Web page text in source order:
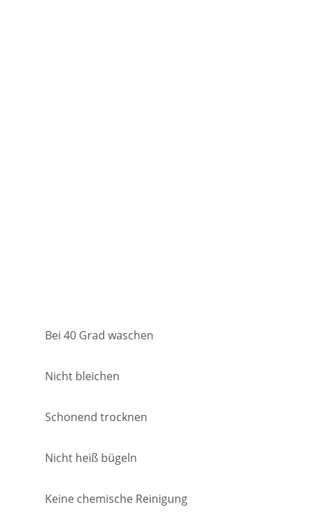
Bei 40 Grad waschen
Nicht bleichen
Schonend trocknen
Nicht heiß bügeln
Keine chemische Reinigung